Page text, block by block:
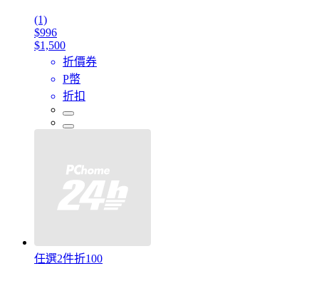
(1)
$996
$1,500
折價券
P幣
折扣
任選2件折100